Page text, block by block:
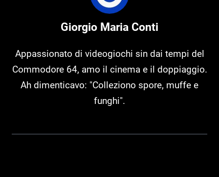
Giorgio Maria Conti
Appassionato di videogiochi sin dai tempi del
Commodore 64, amo il cinema e il doppiaggio.
Ah dimenticavo: "Colleziono spore, muffe e
funghi".